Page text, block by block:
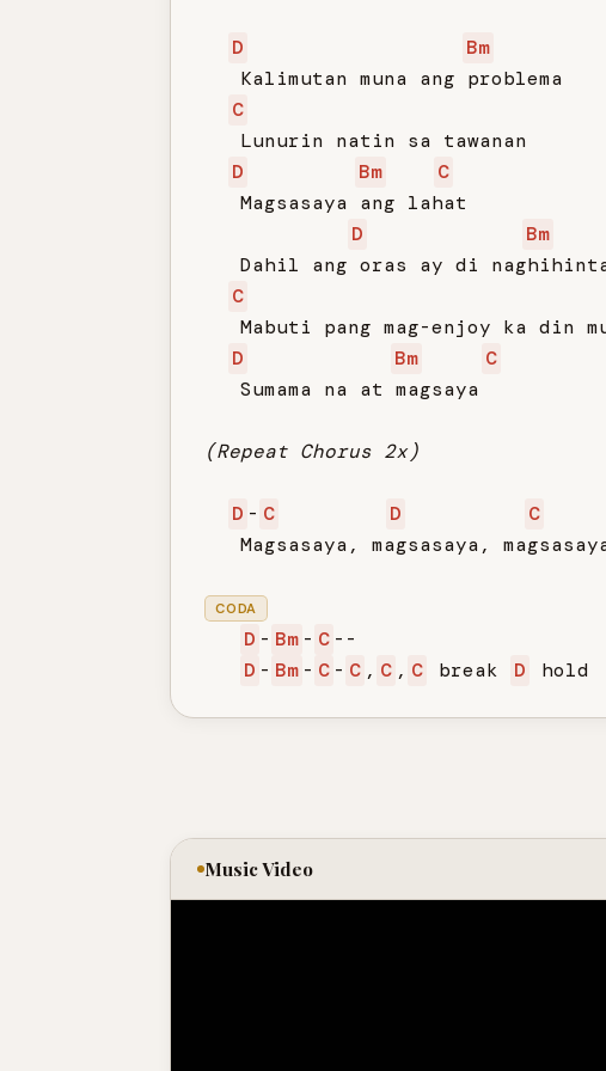
D
Bm
   Kalimutan muna ang problema
C
   Lunurin natin sa tawanan
D
Bm
C
   Magsasaya ang lahat
D
Bm
Dahil ang oras ay di
C
Mabuti pang mag-enjoy ka din
D
Bm
C
   Sumama na at magsaya
(Repeat Chorus 2x)
D - C D
C
Magsasaya, magsasaya,
CODA
D - Bm - C --
D - Bm - C - C , C , C break D hold
Music Video